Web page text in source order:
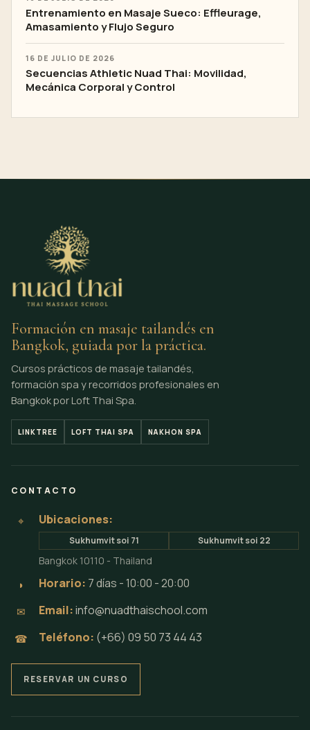
Entrenamiento en Masaje Sueco: Effleurage,
Amasamiento y Flujo Seguro
16 DE JULIO DE 2026
Secuencias Athletic Nuad Thai: Movilidad,
Mecánica Corporal y Control
Formación en masaje tailandés en
Bangkok, guiada por la práctica.
Cursos prácticos de masaje tailandés,
formación spa y recorridos profesionales en
Bangkok por Loft Thai Spa.
LINKTREE LOFT THAI SPA NAKHON SPA
CONTACTO
⌖ Ubicaciones:
Sukhumvit soi 71 Sukhumvit soi 22
Bangkok 10110 - Thailand
◗ Horario: 7 días - 10:00 - 20:00
✉ Email:info@nuadthaischool.com
☎ Teléfono: (+66) 09 50 73 44 43
RESERVAR UN CURSO